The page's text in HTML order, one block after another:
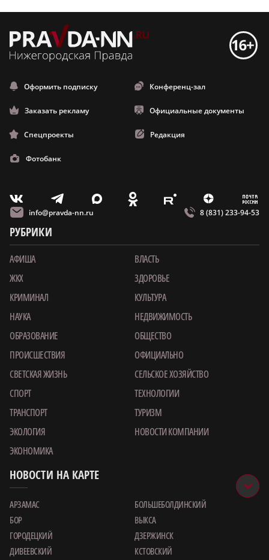
Оформить подписку Конференц-зал
Заказать рекламу Официальные документы
Спецпроекты Редакция
Фотобанк
V T X O E Z m
info@pravda-nn.ru 8 (831) 233-94-53
РУБРИКИ
АФИША
ВЛАСТЬ
ЖКХ
ЗДОРОВЬЕ
КРИМИНАЛ
КУЛЬТУРА
НАУКА
НЕДВИЖИМОСТЬ
ОБРАЗОВАНИЕ
ОБЩЕСТВО
ПРОИСШЕСТВИЯ
ОФИЦИАЛЬНО
СВЕТСКАЯ ЖИЗНЬ
СЕЛЬСКОЕ ХОЗЯЙСТВО
СПОРТ
ТЕХНОЛОГИИ
ТРАНСПОРТ
ТУРИЗМ
ЭКОЛОГИЯ
НОВОСТИ КОМПАНИИ
ЭКОНОМИКА
НОВОСТИ НА КАРТЕ
АРЗАМАС
БОЛЬШЕБОЛДИНСКИЙ
БОР
ВЫКСА
ГОРОДЕЦКИЙ
ДЗЕРЖИНСК
ДИВЕЕВСКИЙ
КСТОВСКИЙ